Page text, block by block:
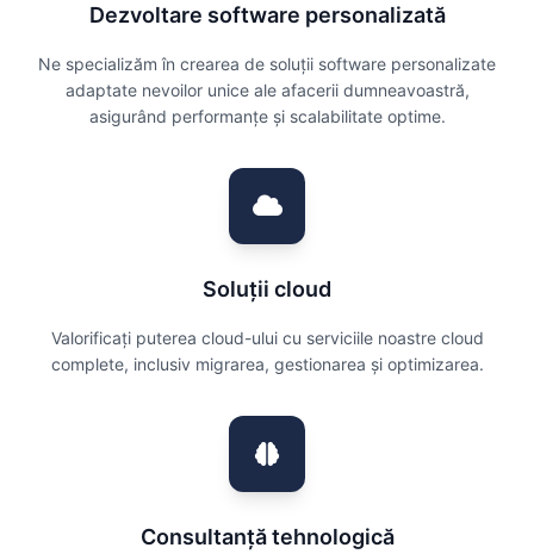
Dezvoltare software personalizată
Ne specializăm în crearea de soluții software personalizate
adaptate nevoilor unice ale afacerii dumneavoastră,
asigurând performanțe și scalabilitate optime.
Soluții cloud
Valorificați puterea cloud-ului cu serviciile noastre cloud
complete, inclusiv migrarea, gestionarea și optimizarea.
Consultanță tehnologică